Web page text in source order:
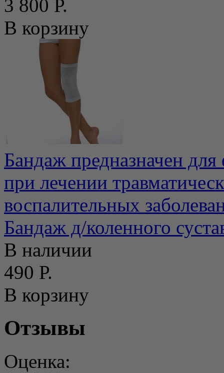
3 800 Р.
В корзину
Бандаж предназначен для
при лечении
воспалительных
Бандаж д/коленного
В наличии
490 Р.
В корзину
Отзывы
Оценка: